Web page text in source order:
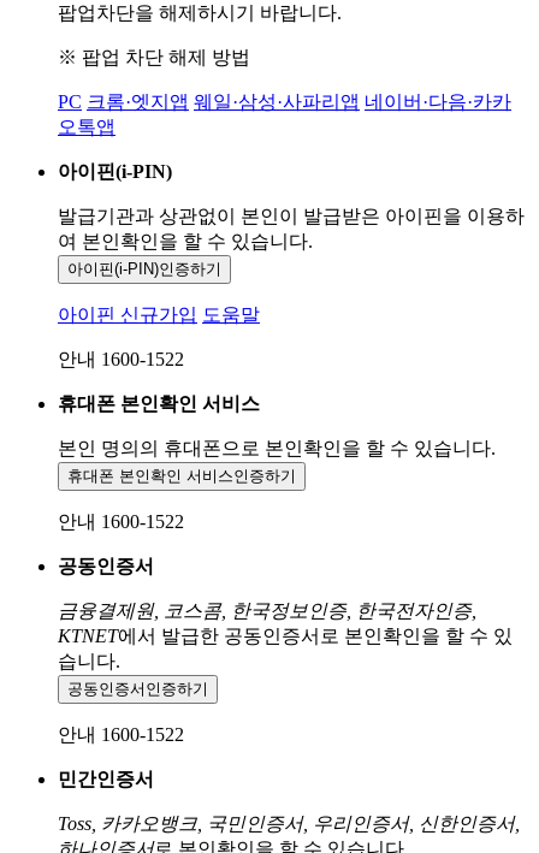
팝업차단을 해제하시기 바랍니다.
※ 팝업 차단 해제 방법
PC 크롬·엣지앱 웨일·삼성·사파리앱 네이버·다음·카카
오톡앱
아이핀(i-PIN)
발급기관과 상관없이 본인이 발급받은 아이핀을 이용하
여 본인확인을 할 수 있습니다.
아이핀(i-PIN)인증하기
아이핀 신규가입 도움말
안내 1600-1522
휴대폰 본인확인 서비스
본인 명의의 휴대폰으로 본인확인을 할 수 있습니다.
휴대폰 본인확인 서비스인증하기
안내 1600-1522
공동인증서
금융결제원, 코스콤, 한국정보인증, 한국전자인증,
KTNET에서 발급한 공동인증서로 본인확인을 할 수 있
습니다.
공동인증서 인증하기
안내 1600-1522
민간인증서
Toss, 카카오뱅크, 국민인증서, 우리인증서, 신한인증서,